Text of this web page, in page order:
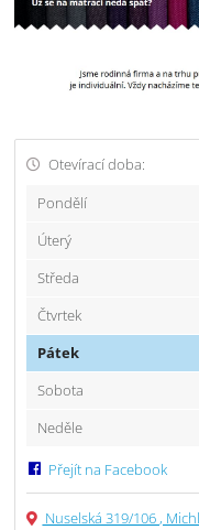
Otevírací doba:
Pondělí
Úterý
Středa
Čtvrtek
Pátek
Sobota
Neděle
Přejít na Facebook
Nuselská 319/106 ,